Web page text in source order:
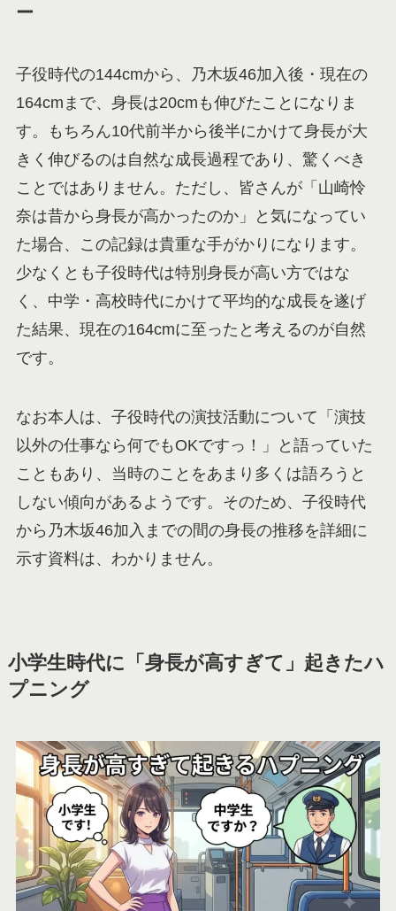
ー
子役時代の144cmから、乃木坂46加入後・現在の
164cmまで、身長は20cmも伸びたことになりま
す。もちろん10代前半から後半にかけて身長が大
きく伸びるのは自然な成長過程であり、驚くべき
ことではありません。ただし、皆さんが「山崎怜
奈は昔から身長が高かったのか」と気になってい
た場合、この記録は貴重な手がかりになります。
少なくとも子役時代は特別身長が高い方ではな
く、中学・高校時代にかけて平均的な成長を遂げ
た結果、現在の164cmに至ったと考えるのが自然
です。
なお本人は、子役時代の演技活動について「演技
以外の仕事なら何でもOKですっ！」と語っていた
こともあり、当時のことをあまり多くは語ろうと
しない傾向があるようです。そのため、子役時代
から乃木坂46加入までの間の身長の推移を詳細に
示す資料は、わかりません。
小学生時代に「身長が高すぎて」起きたハ
プニング